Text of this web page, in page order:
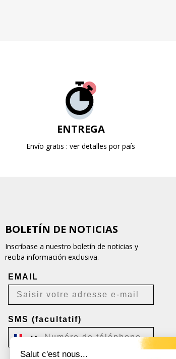
ENTREGA
Envío gratis : ver detalles por país
BOLETÍN DE NOTICIAS
Inscríbase a nuestro boletín de noticias y
reciba información exclusiva.
EMAIL
SMS (facultatif)
Salut c'est nous...